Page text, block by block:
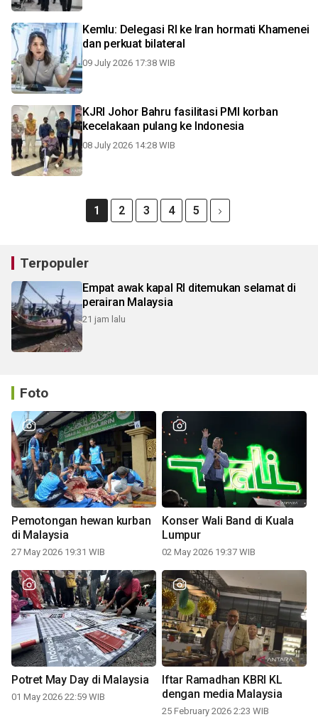
Kemlu: Delegasi RI ke Iran hormati Khamenei
dan perkuat bilateral
09 July 2026 17:38 WIB
KJRI Johor Bahru fasilitasi PMI korban
kecelakaan pulang ke Indonesia
08 July 2026 14:28 WIB
1 2 3 4 5
Terpopuler
Empat awak kapal RI ditemukan selamat di
perairan Malaysia
21 jam lalu
Foto
Pemotongan hewan kurban
di Malaysia
27 May 2026 19:31 WIB
Konser Wali Band di Kuala
Lumpur
02 May 2026 19:37 WIB
Potret May Day di Malaysia
01 May 2026 22:59 WIB
Iftar Ramadhan KBRI KL
dengan media Malaysia
25 February 2026 2:23 WIB